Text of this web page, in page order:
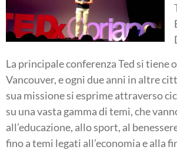
La principale conferenza Ted si tiene
Vancouver, e ogni due anni in altre
sua missione si esprime attraverso
su una vasta gamma di temi, che
all’educazione, allo sport, al
fino a temi legati all’economia e alla